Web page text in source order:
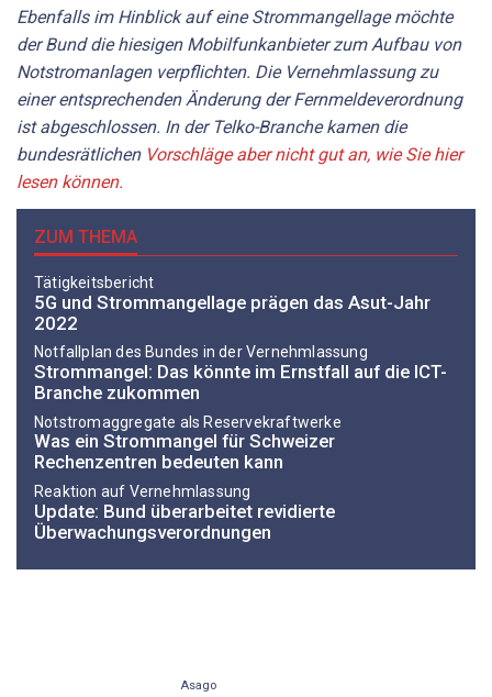
Ebenfalls im Hinblick auf eine Strommangellage möchte
der Bund die hiesigen Mobilfunkanbieter zum Aufbau von
Notstromanlagen verpflichten. Die Vernehmlassung zu
einer entsprechenden Änderung der Fernmeldeverordnung
ist abgeschlossen. In der Telko-Branche kamen die
bundesrätlichen Vorschläge aber nicht gut an, wie Sie hier
lesen können.
ZUM THEMA
Tätigkeitsbericht
5G und Strommangellage prägen das Asut-Jahr
2022
Notfallplan des Bundes in der Vernehmlassung
Strommangel: Das könnte im Ernstfall auf die ICT-
Branche zukommen
Notstromaggregate als Reservekraftwerke
Was ein Strommangel für Schweizer
Rechenzentren bedeuten kann
Reaktion auf Vernehmlassung
Update: Bund überarbeitet revidierte
Überwachungsverordnungen
Asago